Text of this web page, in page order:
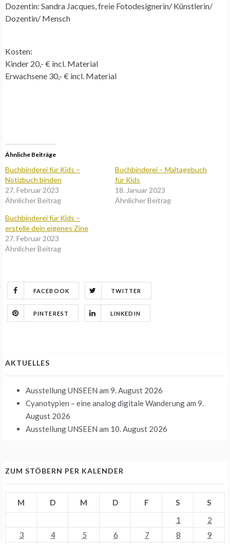
Dozentin: Sandra Jacques, freie Fotodesignerin/ Künstlerin/
Dozentin/ Mensch
Kosten:
Kinder 20,- € incl. Material
Erwachsene 30,- € incl. Material
Ähnliche Beiträge
Buchbinderei für Kids –
Notizbuch binden
27. Februar 2023
Ähnlicher Beitrag
Buchbinderei – Maltagebuch
für Kids
18. Januar 2023
Ähnlicher Beitrag
Buchbinderei für Kids –
erstelle dein eigenes Zine
27. Februar 2023
Ähnlicher Beitrag
FACEBOOK TWITTER
PINTEREST LINKEDIN
AKTUELLES
Ausstellung UNSEEN am 9. August 2026
Cyanotypien – eine analog digitale Wanderungam 9.
August 2026
Ausstellung UNSEEN am 10. August 2026
ZUM STÖBERN PER KALENDER
M D M D F S
S
1
2
3
4 5 6 7 8
9